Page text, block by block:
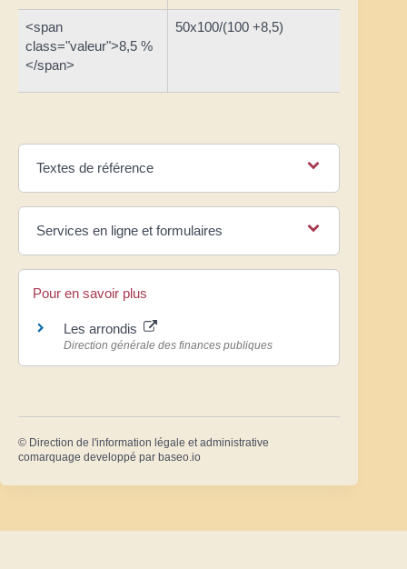
<span
class="valeur">8,5 %
</span>
50x100/(100 +8,5)
Textes de référence
Services en ligne et formulaires
Pour en savoir plus
Les arrondis
Direction générale des finances publiques
© Direction de l'information légale et administrative
comarquage developpé par baseo.io